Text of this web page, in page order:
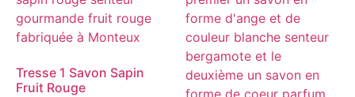
Tresse 1 Savon Sapin
Fruit Rouge